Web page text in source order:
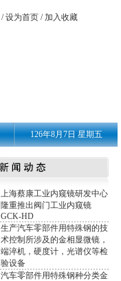
/设为首页 /加入收藏
126年8月7日 星期五
上海蔡康工业内窥镜研发中心
隆重推出阀门工业内窥镜
GCK-HD
生产汽车零部件用特殊钢的技
术控制所涉及的金相显微镜，
端淬机，硬度计，光谱仪等检
验设备
汽车零部件用特殊钢种分类金